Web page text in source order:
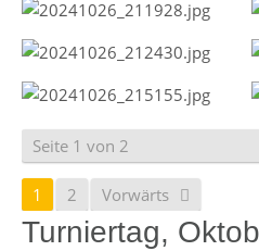
Seite 1 von 2
1 2 Vorwärts
Turniertag,